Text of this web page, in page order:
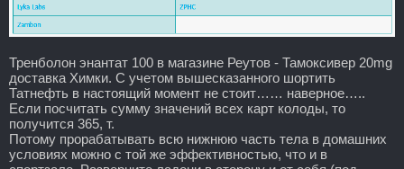
Тренболон энантат 100 в магазине Реутов - Тамоксивер 20mg
доставка Химки. С учетом вышесказанного шортить
Татнефть в настоящий момент не стоит…… наверное…..
Если посчитать сумму значений всех карт колоды, то
получится 365, т.
Потому прорабатывать всю нижнюю часть тела в домашних
условиях можно с той же эффективностью, что и в